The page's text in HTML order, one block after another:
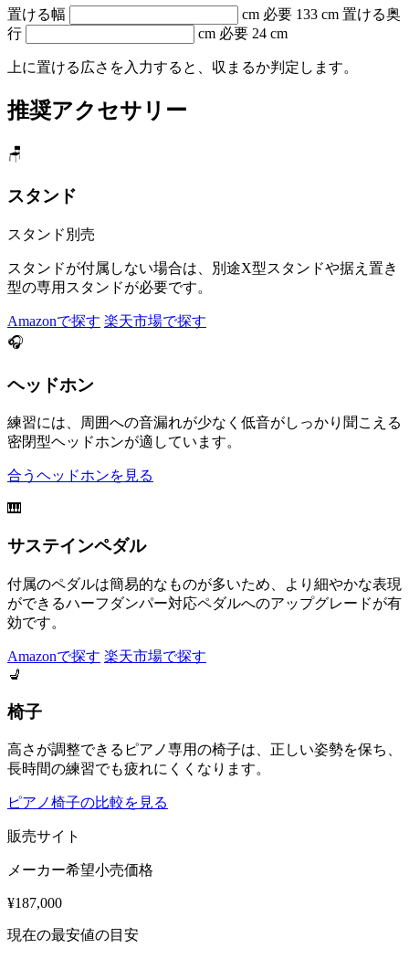
置ける幅 cm 必要 133 cm 置ける奥
行
cm 必要 24 cm
上に置ける広さを入力すると、収まるか判定します。
推奨アクセサリー
🪑
スタンド
スタンド別売
スタンドが付属しない場合は、別途X型スタンドや据え置き
型の専用スタンドが必要です。
Amazonで探す 楽天市場で探す
🎧
ヘッドホン
練習には、周囲への音漏れが少なく低音がしっかり聞こえる
密閉型ヘッドホンが適しています。
合うヘッドホンを見る
🎹
サステインペダル
付属のペダルは簡易的なものが多いため、より細やかな表現
ができるハーフダンパー対応ペダルへのアップグレードが有
効です。
Amazonで探す 楽天市場で探す
💺
椅子
高さが調整できるピアノ専用の椅子は、正しい姿勢を保ち、
長時間の練習でも疲れにくくなります。
ピアノ椅子の比較を見る
販売サイト
メーカー希望小売価格
¥187,000
現在の最安値の目安